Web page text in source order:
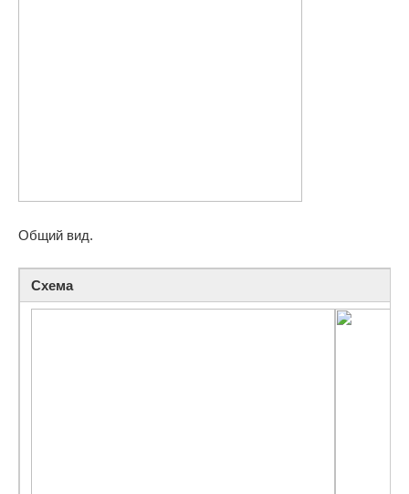
Общий вид.
Схема